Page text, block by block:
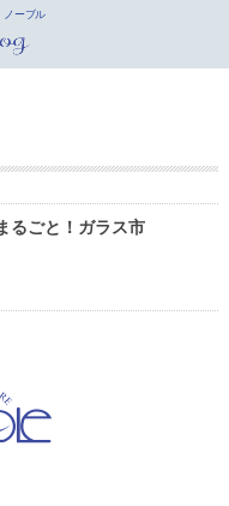
ノーブル
るごと！ガラス市